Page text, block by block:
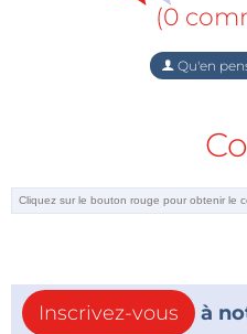
(0
Qu'en
Inscrivez-vous
à